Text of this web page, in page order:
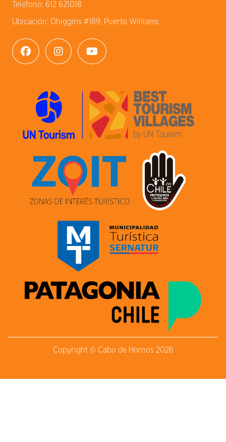
Teléfono: 612 621018
Ubicación: Ohiggins #189, Puerto Williams
Copyright © Cabo de Hornos 2026